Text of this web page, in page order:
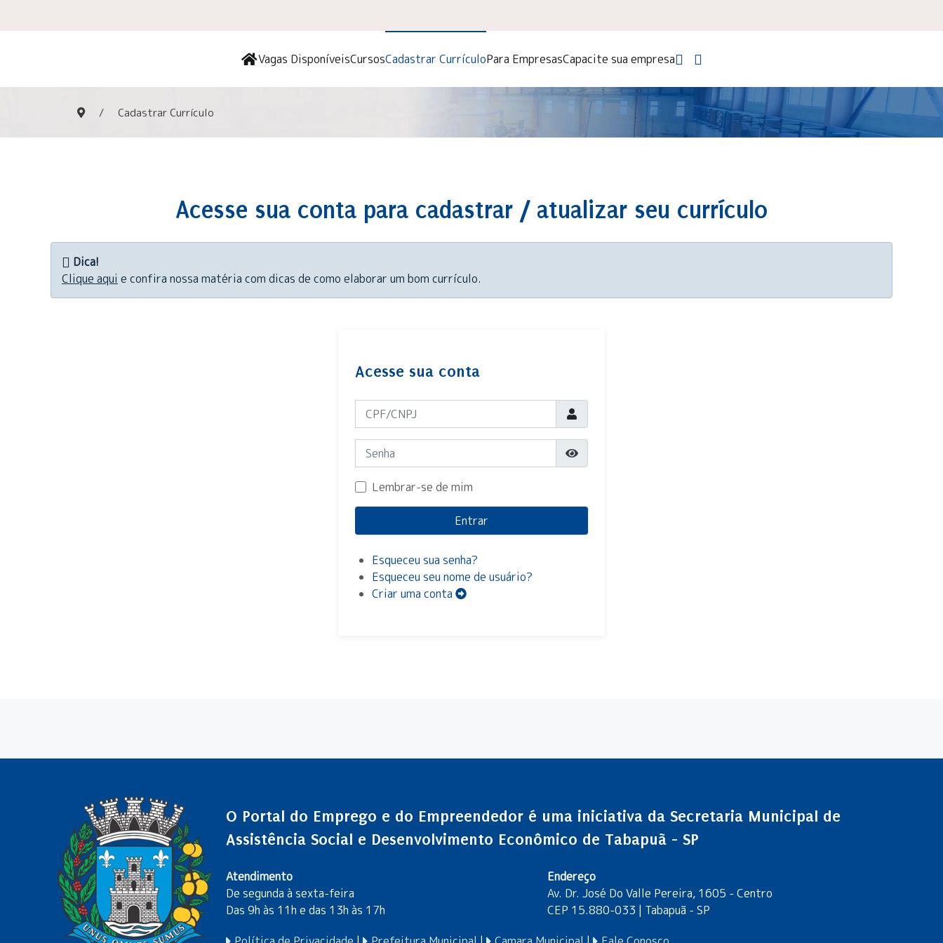
Vagas DisponíveisCursosCadastrar CurrículoPara EmpresasCapacite sua empresa
Cadastrar Currículo
Acesse sua conta para cadastrar / atualizar seu currículo
Dica!
Clique aqui e confira nossa matéria com dicas de como elaborar um bom currículo.
Acesse sua conta
CPF/CNPJ
Senha
Lembrar-se de mim
Entrar
Esqueceu sua senha?
Esqueceu seu nome de usuário?
Criar uma conta
O Portal do Emprego e do Empreendedor é uma iniciativa da Secretaria Municipal de
Assistência Social e Desenvolvimento Econômico de Tabapuã - SP
Atendimento
De segunda à sexta-feira
Das 9h às 11h e das 13h às 17h
Endereço
Av. Dr. José Do Valle Pereira, 1605 - Centro
CEP 15.880-033 | Tabapuã - SP